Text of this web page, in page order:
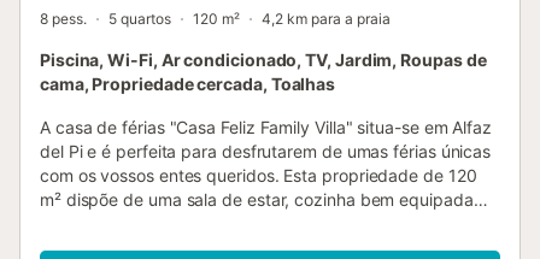
8 pess. 5 quartos 120 m² 4,2 km para a praia
Piscina, Wi-Fi, Ar condicionado, TV, Jardim, Roupas de
cama, Propriedade cercada, Toalhas
A casa de férias "Casa Feliz Family Villa" situa-se em Alfaz
del Pi e é perfeita para desfrutarem de umas férias únicas
com os vossos entes queridos. Esta propriedade de 120
m² dispõe de uma sala de estar, cozinha bem equipada
banho, acomodando até 10 pessoas. Inclui ainda Wi-Fi,